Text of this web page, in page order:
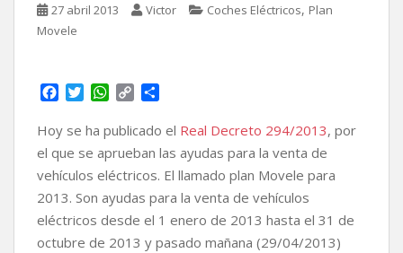
27 abril 2013 Victor Coches Eléctricos, Plan
Movele
c
e
b
o
o
k
i
t
t
e
r
W
a
t
s
A
p
p
p
y
L
i
n
k
m
p
a
r
t
i
r
Hoy se ha publicado el Real Decreto 294/2013, por
el que se aprueban las ayudas para la venta de
vehículos eléctricos. El llamado plan Movele para
2013. Son ayudas para la venta de vehículos
eléctricos desde el 1 enero de 2013 hasta el 31 de
octubre de 2013 y pasado mañana (29/04/2013)